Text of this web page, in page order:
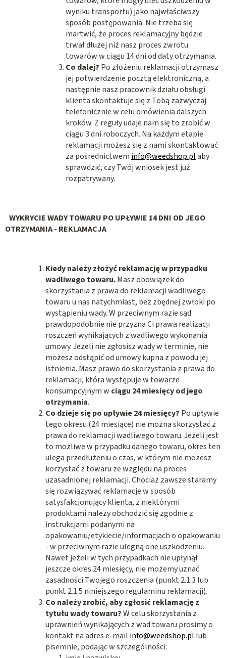
wyniku transportu) jako najwłaściwszy
sposób postępowania. Nie trzeba się
martwić, że proces reklamacyjny będzie
trwał dłużej niż nasz proces zwrotu
towarów w ciągu 14 dni od daty otrzymania.
Co dalej? Po złożeniu reklamacji otrzymasz
jej potwierdzenie pocztą elektroniczną, a
następnie nasz pracownik działu obsługi
klienta skontaktuje się z Tobą zazwyczaj
telefonicznie w celu omówienia dalszych
kroków. Z reguły udaje nam się to zrobić w
ciągu 3 dni roboczych. Na każdym etapie
reklamacji możesz się z nami skontaktować
za pośrednictwem info@weedshop.plaby
sprawdzić, czy Twój wniosek jest już
rozpatrywany.
WYKRYCIE WADY TOWARU PO UPŁYWIE 14 DNI OD JEGO
OTRZYMANIA - REKLAMACJA
Kiedy należy złożyć reklamację w przypadku
wadliwego towaru.Masz obowiązek do
skorzystania z prawa do reklamacji wadliwego
towaru u nas natychmiast, bez zbędnej zwłoki po
wystąpieniu wady.W przeciwnym razie sąd
prawdopodobnie nie przyzna Ci prawa realizacji
roszczeń wynikających z wadliwego wykonania
umowy.Jeżeli nie zgłosisz wady w terminie, nie
możesz odstąpić od umowy kupna z powodu jej
istnienia. Masz prawo do skorzystania z prawa do
reklamacji, która występuje w towarze
konsumpcyjnym w ciągu 24 miesięcy od jego
otrzymania.
Co dzieje się po upływie 24 miesięcy? Po upływie
tego okresu (24 miesiące) nie można skorzystać z
prawa do reklamacji wadliwego towaru. Jeżeli jest
to możliwe w przypadku danego towaru, okres ten
ulega przedłużeniu o czas, w którym nie możesz
korzystać z towaru ze względu na proces
uzasadnionej reklamacji. Chociaż zawsze staramy
się rozwiązywać reklamacje w sposób
satysfakcjonujący klienta, z niektórymi
produktami należy obchodzić się zgodnie z
instrukcjami podanymi na
opakowaniu/etykiecie/informacjach o opakowaniu
- w przeciwnym razie ulegną one uszkodzeniu.
Nawet jeżeli w tych przypadkach nie upłynął
jeszcze okres 24 miesięcy, nie możemy uznać
zasadności Twojego roszczenia (punkt 2.1.3 lub
punkt 2.1.5 niniejszego regulaminu reklamacji).
Co należy zrobić, aby zgłosić reklamację z
tytułu wady towaru?W celu skorzystania z
uprawnień wynikających z wad towaru prosimy o
kontakt na adres e-mail info@weedshop.pl lub
pisemnie, podając w szczególności: